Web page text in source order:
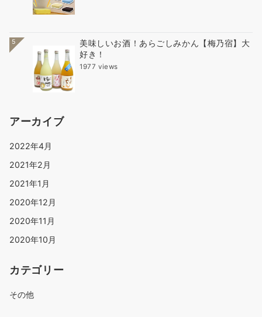
5
美味しいお酒！あらごしみかん【梅乃宿】大
好き！
1977 views
アーカイブ
2022年4月
2021年2月
2021年1月
2020年12月
2020年11月
2020年10月
カテゴリー
その他